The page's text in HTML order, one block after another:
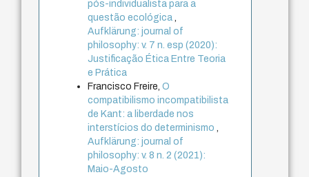
pós-individualista para a
questão ecológica,
Aufklärung: journal of
philosophy: v. 7 n. esp (2020):
Justificação Ética Entre Teoria
e Prática
Francisco Freire,O
compatibilismo incompatibilista
de Kant: a liberdade nos
interstícios do determinismo,
Aufklärung: journal of
philosophy: v. 8 n. 2 (2021):
Maio-Agosto